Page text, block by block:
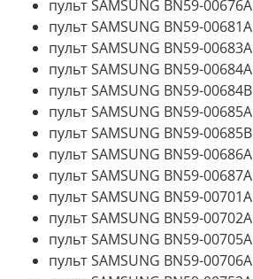
пульт SAMSUNG BN59-00676A
пульт SAMSUNG BN59-00681A
пульт SAMSUNG BN59-00683A
пульт SAMSUNG BN59-00684A
пульт SAMSUNG BN59-00684B
пульт SAMSUNG BN59-00685A
пульт SAMSUNG BN59-00685B
пульт SAMSUNG BN59-00686A
пульт SAMSUNG BN59-00687A
пульт SAMSUNG BN59-00701A
пульт SAMSUNG BN59-00702A
пульт SAMSUNG BN59-00705A
пульт SAMSUNG BN59-00706A